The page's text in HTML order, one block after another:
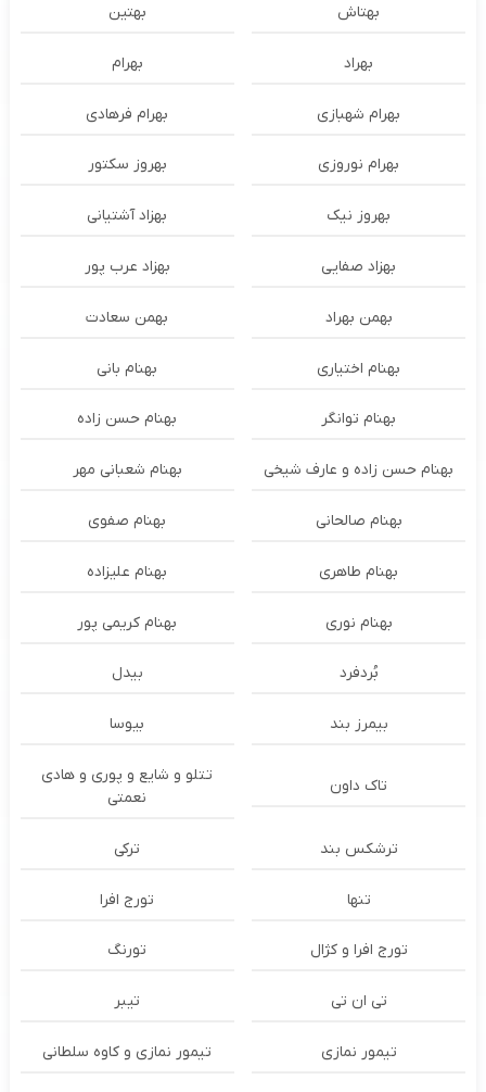
بهتاش بهتین
بهراد بهرام
بهرام شهبازی بهرام فرهادی
بهرام نوروزی بهروز سکتور
بهروز نیک بهزاد آشتیانی
بهزاد صفایی بهزاد عرب پور
بهمن بهراد بهمن سعادت
بهنام اختیاری بهنام بانی
بهنام توانگر بهنام حسن زاده
بهنام حسن زاده و عارف شیخی بهنام شعبانی مهر
بهنام صالحانی بهنام صفوی
بهنام طاهری بهنام علیزاده
بهنام نوری بهنام کریمی پور
بُردفرد بیدل
بیمرز بند بیوسا
تاک داون
تتلو و شایع و پوری و هادی
نعمتی
ترشكس بند ترکی
تنها تورج افرا
تورج افرا و کژال تورنگ
تی ان تی تیبر
تیمور نمازی تیمور نمازی و کاوه سلطانی